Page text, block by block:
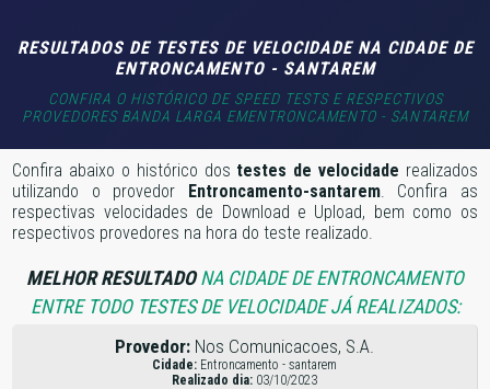
RESULTADOS DE TESTES DE VELOCIDADE NA CIDADE DE
ENTRONCAMENTO - SANTAREM
CONFIRA O HISTÓRICO DE SPEED TESTS E RESPECTIVOS
PROVEDORES BANDA LARGA EMENTRONCAMENTO - SANTAREM
Confira abaixo o histórico dos testes de velocidade realizados
utilizando o provedor Entroncamento-santarem. Confira as
respectivas velocidades de Download e Upload, bem como os
respectivos provedores na hora do teste realizado.
MELHOR RESULTADONA CIDADE DE ENTRONCAMENTO
ENTRE TODO TESTES DE VELOCIDADE JÁ REALIZADOS:
Provedor: Nos Comunicacoes, S.A.
Cidade: Entroncamento - santarem
Realizado dia: 03/10/2023